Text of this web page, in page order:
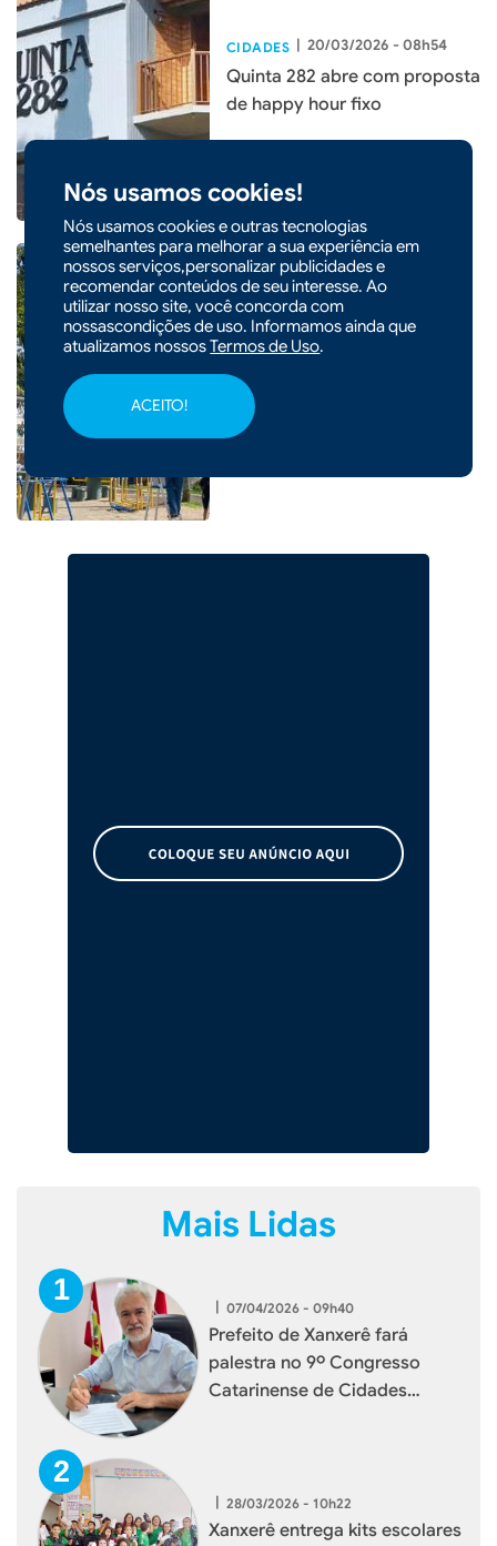
Nós usamos cookies!
Nós usamos cookies e outras tecnologias
semelhantes para melhorar a sua experiência em
nossos serviços,personalizar publicidades e
recomendar conteúdos de seu interesse. Ao
utilizar nosso site, você concorda com
nossascondições de uso. Informamos ainda que
atualizamos nossosTermos de Uso.
ACEITO!
CIDADES | 20/03/2026 - 08h54
Quinta 282 abre com proposta
de happy hour fixo
| 20/03/2026 - 08h51
Praça de Xanxerê recebe
decoração com 5 mil ovos
Mais Lidas
07/04/2026 - 09h40
Prefeito de Xanxerê fará
palestra no 9º Congresso
Catarinense de Cidades
| 28/03/2026 - 10h22
Xanxerê entrega kits escolares